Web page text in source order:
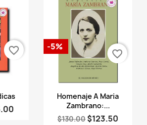
favorite_border
Vista rápida
Homenaje A Maria
Zambrano:...
$130.00 $123.50
-5%
favorite_border